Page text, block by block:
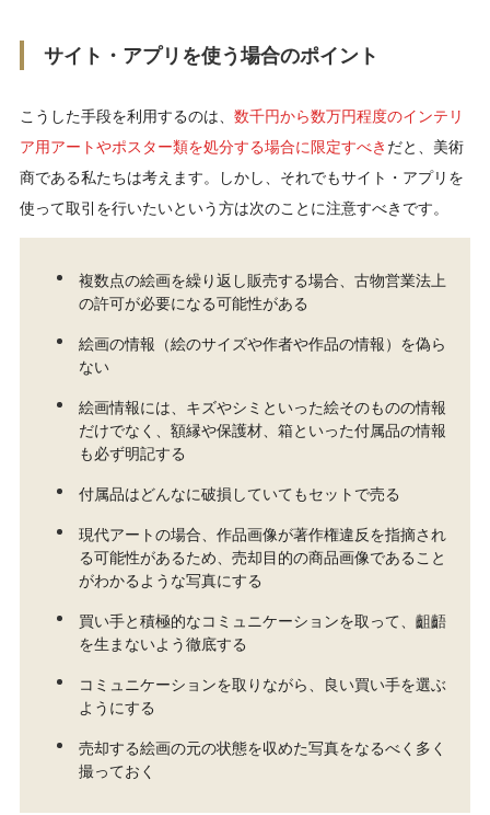
サイト・アプリを使う場合のポイント
こうした手段を利用するのは、 数千円から数万円程度のインテリ
ア用アートやポスター類を処分する場合に限定すべき だと、美術
商である私たちは考えます。しかし、それでもサイト・アプリを
使って取引を行いたいという方は次のことに注意すべきです。
複数点の絵画を繰り返し販売する場合、古物営業法上
の許可が必要になる可能性がある
絵画の情報（絵のサイズや作者や作品の情報）を偽ら
ない
絵画情報には、キズやシミといった絵そのものの情報
だけでなく、額縁や保護材、箱といった付属品の情報
も必ず明記する
付属品はどんなに破損していてもセットで売る
現代アートの場合、作品画像が著作権違反を指摘され
る可能性があるため、売却目的の商品画像であること
がわかるような写真にする
買い手と積極的なコミュニケーションを取って、齟齬
を生まないよう徹底する
コミュニケーションを取りながら、良い買い手を選ぶ
ようにする
売却する絵画の元の状態を収めた写真をなるべく多く
撮っておく